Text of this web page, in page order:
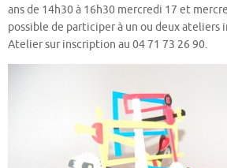
ans de 14h30 à 16h30 mercredi 17 et
possible de participer à un ou deux ateliers
Atelier sur inscription au 04 71 73 26 90.